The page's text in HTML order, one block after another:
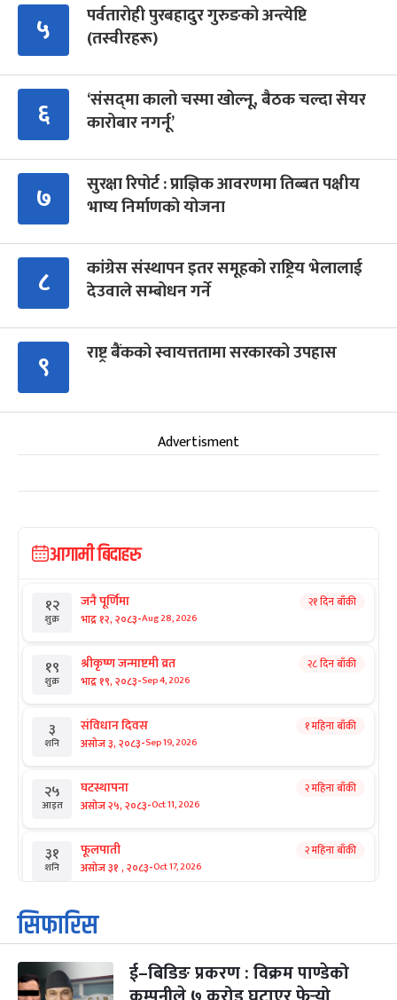
५
पर्वतारोही पुरबहादुर गुरुङको अन्त्येष्टि
(तस्वीरहरू)
६
‘संसद्‍मा कालो चस्मा खोल्नू, बैठक चल्दा सेयर
कारोबार नगर्नू’
७
सुरक्षा रिपोर्ट : प्राज्ञिक आवरणमा तिब्बत पक्षीय
भाष्य निर्माणको योजना
८
कांग्रेस संस्थापन इतर समूहको राष्ट्रिय भेलालाई
देउवाले सम्बोधन गर्ने
९ राष्ट्र बैंकको स्वायत्ततामा सरकारको उपहास
Advertisment
आगामी बिदाहरु
१२
शुक्र
जनै पूर्णिमा
भाद्र १२, २०८३-Aug 28, 2026
२१ दिन बाँकी
१९
शुक्र
श्रीकृष्ण जन्माष्टमी व्रत
भाद्र १९, २०८३-Sep 4, 2026
२८ दिन बाँकी
३
शनि
संविधान दिवस
असोज ३, २०८३-Sep 19, 2026
१ महिना बाँकी
२५
आइत
घटस्थापना
असोज २५, २०८३-Oct 11, 2026
२ महिना बाँकी
३१
शनि
फूलपाती
असोज ३१ , २०८३-Oct 17, 2026
२ महिना बाँकी
१
आइत
कार्तिक सङ्क्रान्ति
कार्तिक १, २०८३
३
मंगल
महानवमी
कार्तिक ३, २०८३-Oct 20, 2026
२ महिना बाँकी
सिफारिस
ई–बिडिङ प्रकरण : विक्रम पाण्डेको